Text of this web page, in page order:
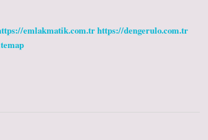
emlakmatik.com.trhttps://dengerulo.com.tr